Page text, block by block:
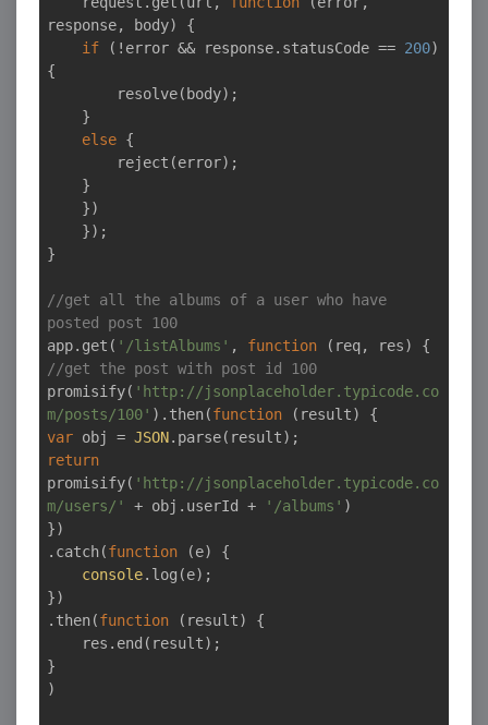
response, body) {
if (!error && response.statusCode == 200)
{
else {
}
//get all the albums of a user who have
posted post 100
app.get( '/listAlbums' , function ( req, res)
//get the post with post id 100
promisify( 'http://jsonplaceholder.typicode.co
m/posts/100' ).then(function ( result)
var obj = JSON
return
promisify( 'http://jsonplaceholder.typicode.co
m/users/'
+ obj.userId + '/albums' )
})
.catch(function (e) {
console.log(e);
})
.then(function ( result) {
}
)